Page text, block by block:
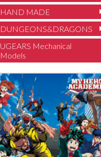
HAND MADE
DUNGEONS&DRAGONS
UGEARS Mechanical
Models